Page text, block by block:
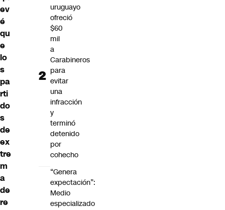
ev
é
qu
e
lo
s
pa
rti
do
s
de
ex
tre
m
a
de
re
uruguayo
ofreció
$60
mil
a
Carabineros
para
evitar
una
infracción
y
terminó
detenido
por
cohecho
“Genera
expectación”:
Medio
especializado